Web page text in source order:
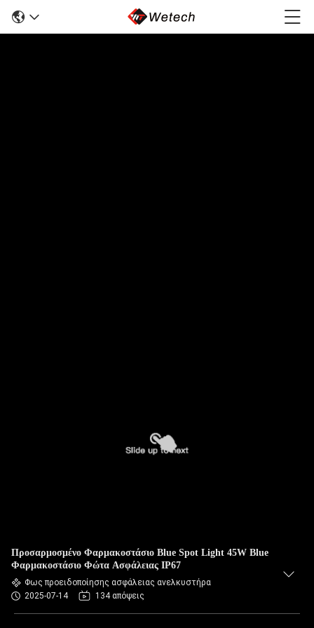
Προσαρμοσμένο Φαρμακοστάσιο Blue Spot Light 45W Blue
Φαρμακοστάσιο Φώτα Ασφάλειας IP67
Φως προειδοποίησης ασφάλειας ανελκυστήρα
2025-07-14
134 απόψεις